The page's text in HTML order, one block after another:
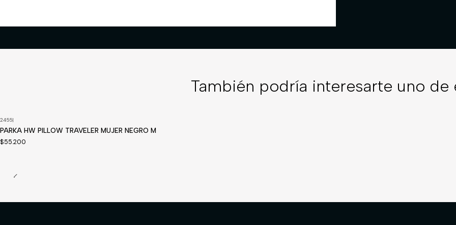
También podría interesarte uno de
2455|
PARKA HW PILLOW TRAVELER MUJER NEGRO M
$55.200